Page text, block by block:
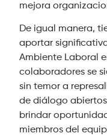
mejora
De igual manera,
aportar
Ambiente Laboral
colaboradores se
sin temor a
de diálogo
brindar
miembros del